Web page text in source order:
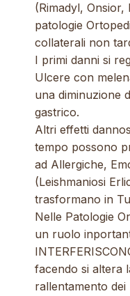
(Rimadyl,
patologie
collaterali non
I primi danni si
Ulcere con
una diminuzione
gastrico.
Altri effetti
tempo possono
ad Allergiche,
(Leishmaniosi
trasformano in
Nelle Patologie
un ruolo
facendo si altera
rallentamento